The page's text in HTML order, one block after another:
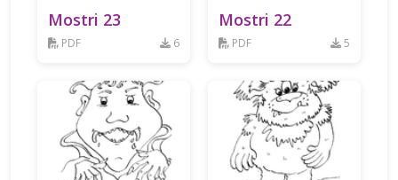
Mostri 23
PDF 6
Mostri 22
PDF 5